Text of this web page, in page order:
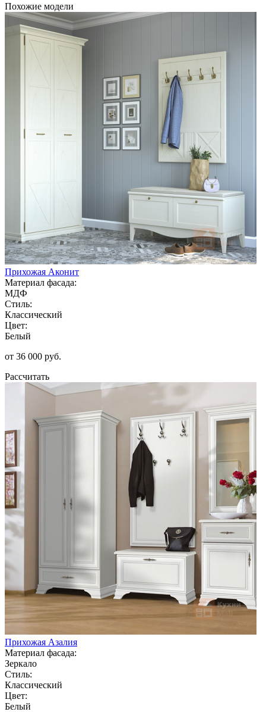
Похожие модели
Прихожая Аконит
Материал фасада:
МДФ
Стиль:
Классический
Цвет:
Белый
от 36 000 руб.
Рассчитать
Прихожая Азалия
Материал фасада:
Зеркало
Стиль:
Классический
Цвет:
Белый